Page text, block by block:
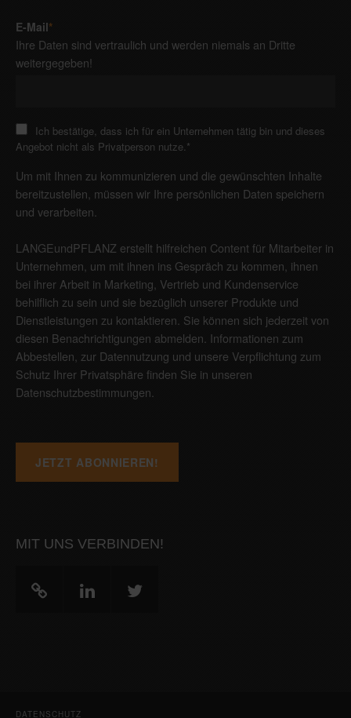
E-Mail*
Ihre Daten sind vertraulich und werden niemals an Dritte
weitergegeben!
Ich bestätige, dass ich für ein Unternehmen tätig bin und dieses
Angebot nicht als Privatperson nutze.*
Um mit Ihnen zu kommunizieren und die gewünschten Inhalte
bereitzustellen, müssen wir Ihre persönlichen Daten speichern
und verarbeiten.
LANGEundPFLANZ erstellt hilfreichen Content für Mitarbeiter in
Unternehmen, um mit ihnen ins Gespräch zu kommen, ihnen
bei ihrer Arbeit in Marketing, Vertrieb und Kundenservice
behilflich zu sein und sie bezüglich unserer Produkte und
Dienstleistungen zu kontaktieren. Sie können sich jederzeit von
diesen Benachrichtigungen abmelden. Informationen zum
Abbestellen, zur Datennutzung und unsere Verpflichtung zum
Schutz Ihrer Privatsphäre finden Sie in unseren
Datenschutzbestimmungen
MIT UNS VERBINDEN!
DATENSCHUTZ